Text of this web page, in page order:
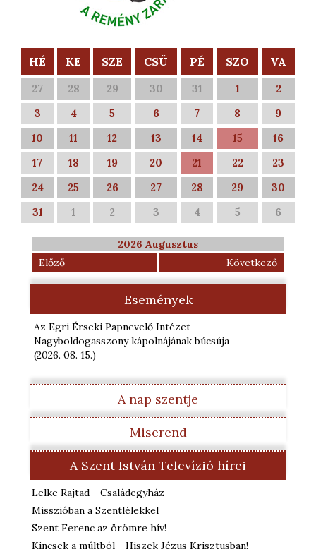
HÉ KE SZE CSÜ PÉ SZO VA
27 28 29 30 31 1
2
3
4 5 6 7 8
9
10
11 12 13 14 15
16
17
18 19 20 21 22
23
24
25 26 27 28 29
30
31
1 2 3 4 5 6
2026 Augusztus
Előző
Következő
Események
Az Egri Érseki Papnevelő Intézet
Nagyboldogasszony kápolnájának búcsúja
(2026. 08. 15.)
A nap szentje
Miserend
A Szent István Televízió hírei
Lelke Rajtad - Családegyház
Misszióban a Szentlélekkel
Szent Ferenc az örömre hív!
Kincsek a múltból - Hiszek Jézus Krisztusban!